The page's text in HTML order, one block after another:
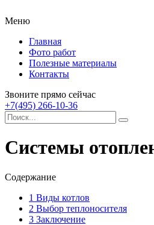
Меню
Главная
Фото работ
Полезные материалы
Контакты
Звоните прямо сейчас
+7(495) 266-10-36
Системы
Содержание
1 Виды котлов
2 Выбор теплоносителя
3 Заключение